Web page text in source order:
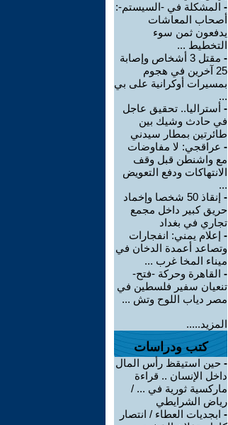
- المشكلة في -السيستم-:
أصحاب المعاشات
يدفعون ثمن سوء
التخطيط ...
-
مقتل 3 أشخاص وإصابة
25 آخرين في هجوم
بمسيرات أوكرانية على بي
...
- أستراليا.. تحقيق عاجل
في حادث وشيك بين
طائرتين بمطار سيدني
- عراقجي: لا مفاوضات
مع واشنطن قبل وقف
الانتهاكات ودفع التعويض
...
-
إنقاذ 50 شخصا وإخماد
حريق كبير داخل مجمع
تجاري في بغداد
- إعلام يمني: انفجارات
وتصاعد أعمدة الدخان في
ميناء المخا غرب ...
- القاهرة وحركة -فتح-
تنعيان سفير فلسطين في
مصر دياب اللوح وتش ...
المزيد.....
كتب ودراسات
- حين استيقظ رأس المال
داخل الإنسان .. قراءة
ماركسية ثورية في ... /
رياض الشرايطي
- ابجديات العطاء / انتصار